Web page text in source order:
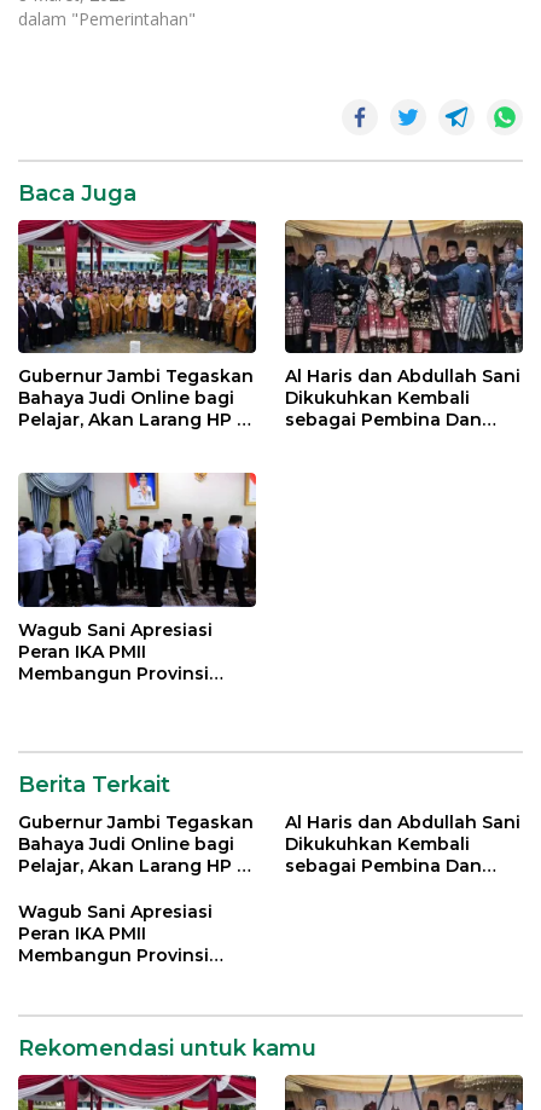
dalam "Pemerintahan"
Baca Juga
Gubernur Jambi Tegaskan
Bahaya Judi Online bagi
Pelajar, Akan Larang HP di
Al Haris dan Abdullah Sani
Dikukuhkan Kembali
sebagai Pembina Dan
Wagub Sani Apresiasi
Peran IKA PMII
Membangun Provinsi
Berita Terkait
Gubernur Jambi Tegaskan
Bahaya Judi Online bagi
Pelajar, Akan Larang HP di
Al Haris dan Abdullah Sani
Dikukuhkan Kembali
sebagai Pembina Dan
Wagub Sani Apresiasi
Peran IKA PMII
Membangun Provinsi
Rekomendasi untuk kamu